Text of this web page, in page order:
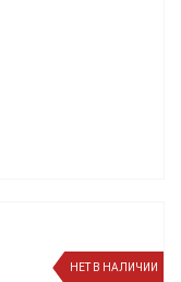
НЕТ В НАЛИЧИИ